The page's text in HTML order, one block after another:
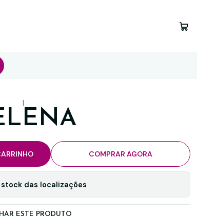
|
COMPRAR AGORA
das localizações
ESTE PRODUTO